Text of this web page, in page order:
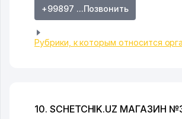
+99897 ...Позвонить
Рубрики, к которым относится
10. SCHETCHIK.UZ МАГАЗИН